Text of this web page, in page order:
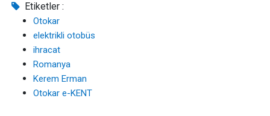
Etiketler :
Otokar
elektrikli otobüs
ihracat
Romanya
Kerem Erman
Otokar e-KENT